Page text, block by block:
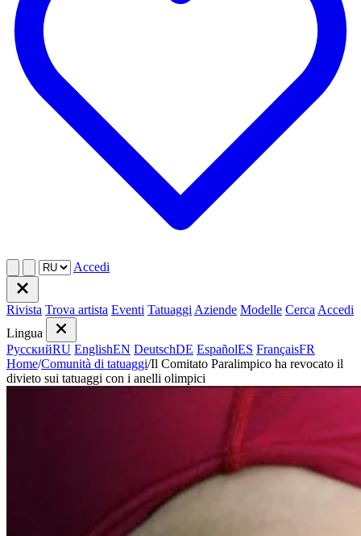
Accedi
Rivista Trova artista Eventi Tatuaggi Aziende Modelle Cerca Accedi
Lingua
РусскийRU EnglishEN DeutschDE EspañolES FrançaisFR
Home/Comunità di tatuaggi/Il Comitato Paralimpico ha revocato il
divieto sui tatuaggi con i anelli olimpici